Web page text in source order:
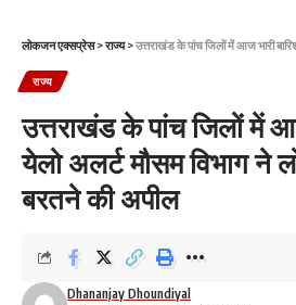
लोकजन एक्सप्रेस>राज्य>उत्तराखंड के पांच जिलों में आज भारी बारिश का येलो
राज्य
उत्तराखंड के पांच जिलों में
येलो अलर्ट मौसम विभाग ने
बरतने की अपील
Dhananjay Dhoundiyal